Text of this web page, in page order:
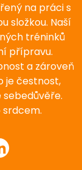
na práci s
složkou. Naší
tréninků
přípravu.
a zároveň
je čestnost,